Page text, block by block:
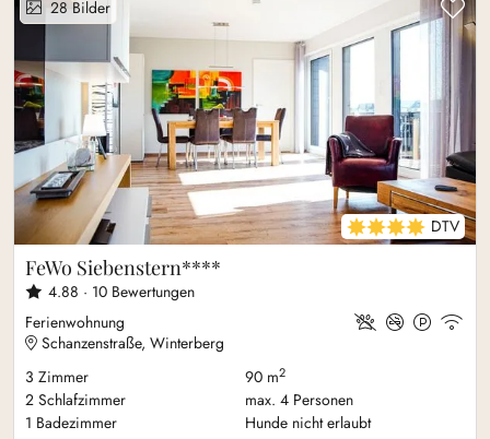
DTV
4 DTV Sterne
28 Bilder
FeWo Siebenstern****
4.88 · 10 Bewertungen
Ferienwohnung
Schanzenstraße, Winterberg
3 Zimmer
2 Schlafzimmer
1 Badezimmer
90 m2
max. 4 Personen
Hunde nicht erlaubt